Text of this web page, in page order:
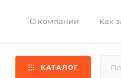
О компании Как
КАТАЛОГ